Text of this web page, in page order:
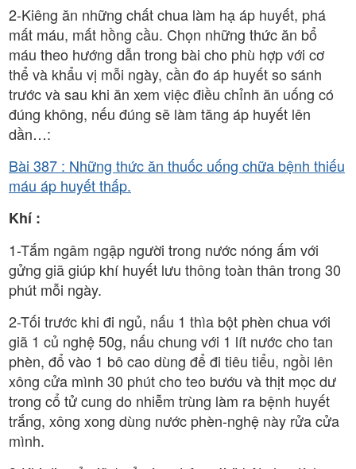
2-Kiêng ăn những chất chua làm hạ áp huyết, phá
mất máu, mất hồng cầu. Chọn những thức ăn bổ
máu theo hướng dẫn trong bài cho phù hợp với cơ
thể và khẩu vị mỗi ngày, cần đo áp huyết so sánh
trước và sau khi ăn xem việc điều chỉnh ăn uống có
đúng không, nếu đúng sẽ làm tăng áp huyết lên
dần…:
Bài 387 : Những thức ăn thuốc uống chữa bệnh thiếu
máu áp huyết thấp.
Khí :
1-Tắm ngâm ngập người trong nước nóng ấm với
gửng giã giúp khí huyết lưu thông toàn thân trong 30
phút mỗi ngày.
2-Tối trước khi đi ngủ, nấu 1 thìa bột phèn chua với
giã 1 củ nghệ 50g, nấu chung với 1 lít nước cho tan
phèn, đổ vào 1 bô cao dùng để đi tiêu tiểu, ngồi lên
xông cửa mình 30 phút cho teo bướu và thịt mọc dư
trong cổ tử cung do nhiễm trùng làm ra bệnh huyết
trắng, xông xong dùng nước phèn-nghệ này rửa cửa
mình.